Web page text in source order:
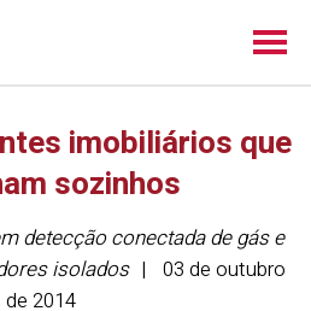
imobiliários que
sozinhos
detecção conectada de gás e
isolados
03 de outubro
de 2014